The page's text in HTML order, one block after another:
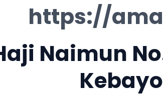
https://
Naimun